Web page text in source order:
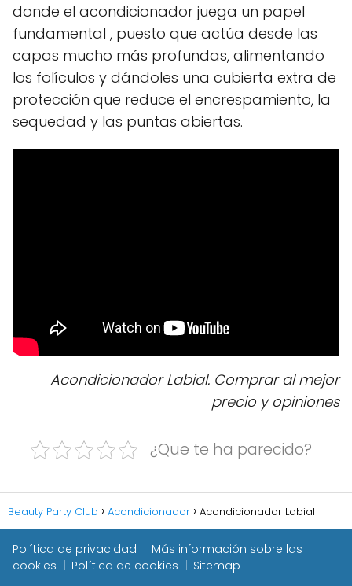
donde el acondicionador juega un papel
fundamental , puesto que actúa desde las
capas mucho más profundas, alimentando
los folículos y dándoles una cubierta extra de
protección que reduce el encrespamiento, la
sequedad y las puntas abiertas.
Acondicionador Labial. Comprar al mejor
precio y opiniones
¿Que te ha parecido?
Beauty Party Club Acondicionador Acondicionador Labial
Política de privacidad
Más información sobre las
cookies
Política de cookies Sitemap